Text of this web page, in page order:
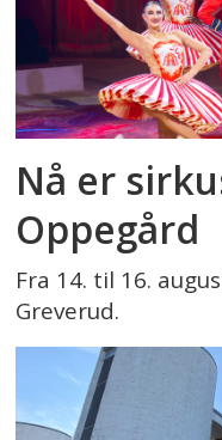
Nå er
Oppegård
Fra 14. til 16.
Greverud.